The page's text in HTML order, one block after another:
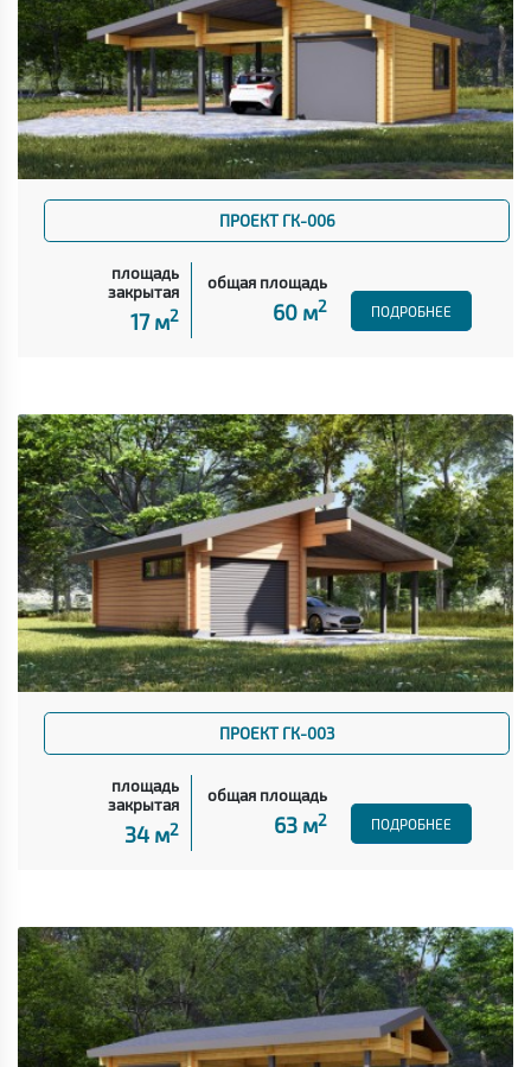
ПРОЕКТ ГК-006
площадь
закрытая
17 м2
общая площадь
60 м2 ПОДРОБНЕЕ
ПРОЕКТ ГК-003
площадь
закрытая
34 м2
общая площадь
63 м2 ПОДРОБНЕЕ